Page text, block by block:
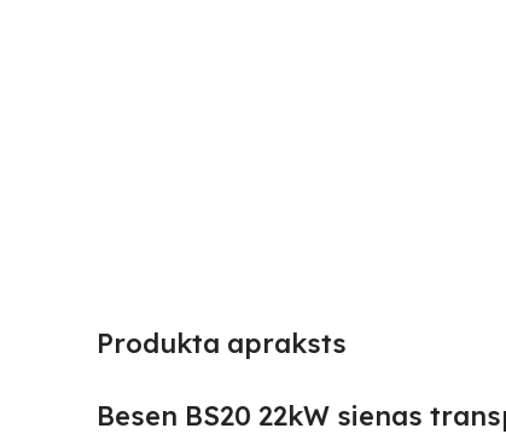
Produkta apraksts
Besen BS20 22kW sienas